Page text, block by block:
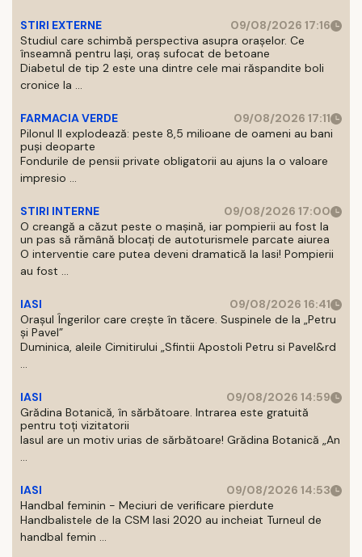
STIRI EXTERNE
09/08/2026 17:16
Studiul care schimbă perspectiva asupra orașelor. Ce
înseamnă pentru Iași, oraș sufocat de betoane
Diabetul de tip 2 este una dintre cele mai răspandite boli
cronice la ...
FARMACIA VERDE
09/08/2026 17:11
Pilonul II explodează: peste 8,5 milioane de oameni au bani
puși deoparte
Fondurile de pensii private obligatorii au ajuns la o valoare
impresio ...
STIRI INTERNE
09/08/2026 17:00
O creangă a căzut peste o mașină, iar pompierii au fost la
un pas să rămână blocați de autoturismele parcate aiurea
O interventie care putea deveni dramatică la Iasi! Pompierii
au fost ...
IASI
09/08/2026 16:41
Orașul Îngerilor care crește în tăcere. Suspinele de la „Petru
și Pavel”
Duminica, aleile Cimitirului „Sfintii Apostoli Petru si Pavel&rd
...
IASI
09/08/2026 14:59
Grădina Botanică, în sărbătoare. Intrarea este gratuită
pentru toți vizitatorii
Iasul are un motiv urias de sărbătoare! Grădina Botanică „An
...
IASI
09/08/2026 14:53
Handbal feminin - Meciuri de verificare pierdute
Handbalistele de la CSM Iasi 2020 au incheiat Turneul de
handbal femin ...